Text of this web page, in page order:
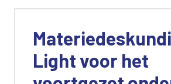
Light voor het